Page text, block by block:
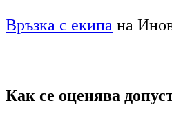
Връзка с екипа на
Как се оценява